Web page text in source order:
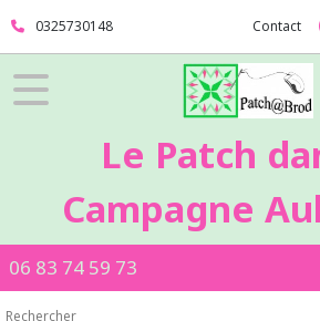
0325730148 Contact
Le Patch
Campagne
06 83 74 59 73